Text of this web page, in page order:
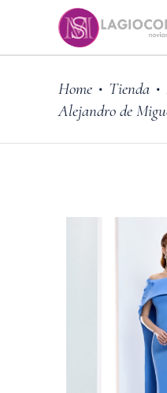
Home • Tienda •
Alejandro de